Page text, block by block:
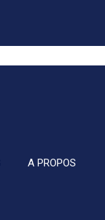
A PROPOS